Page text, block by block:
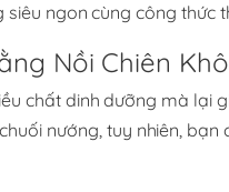
siêu ngon cùng công thức
Nồi Chiên
chất dinh dưỡng mà lại
nướng, tuy nhiên,